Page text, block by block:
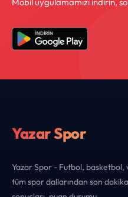
Yazar Spor
Yazar Spor - Futbol, basketbol,
tüm spor dallarından son